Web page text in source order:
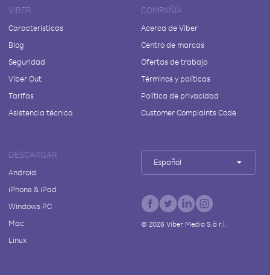
VIBER
Características
Blog
Seguridad
Viber Out
Tarifas
Asistencia técnica
COMPAÑÍA
Acerca de Viber
Centro de marcas
Ofertas de trabajo
Términos y políticas
Política de privacidad
Customer Complaints Code
DESCARGAR
Android
iPhone & iPad
Windows PC
Mac
Linux
Español
© 2026Viber Media S.à r.l.